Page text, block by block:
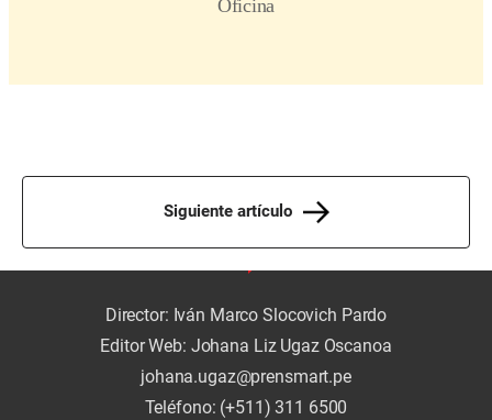
Siguiente artículo
Director: Iván Marco Slocovich Pardo
Editor Web: Johana Liz Ugaz Oscanoa
johana.ugaz@prensmart.pe
Teléfono: (+511) 311 6500